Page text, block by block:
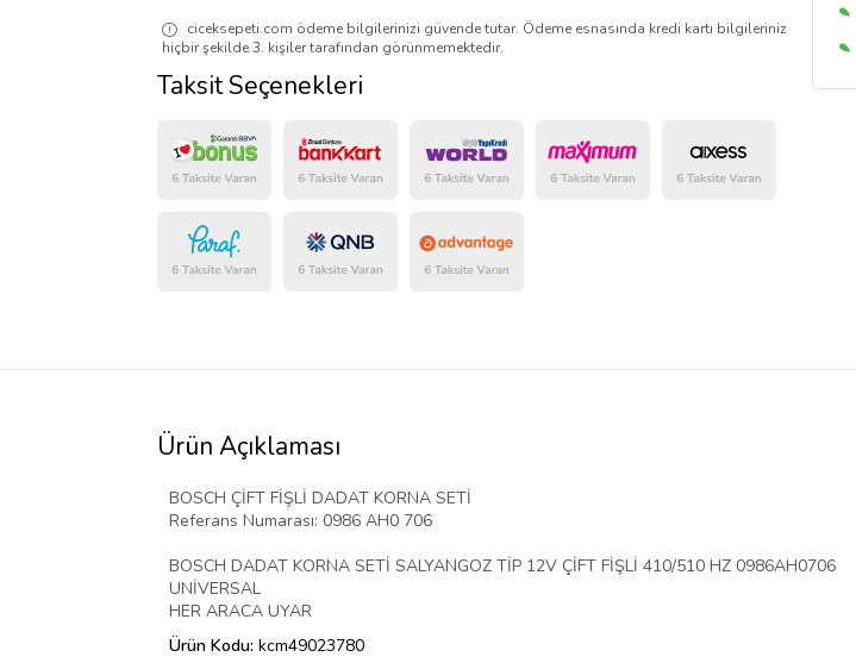
ciceksepeti.com ödeme bilgilerinizi güvende tutar. Ödeme esnasında kredi kartı bilgileriniz
hiçbir şekilde 3. kişiler tarafından görünmemektedir.
Taksit Seçenekleri
Ürün Açıklaması
BOSCH ÇİFT FİŞLİ DADAT KORNA SETİ
Referans Numarası: 0986 AH0 706
BOSCH DADAT KORNA SETİ SALYANGOZ TİP 12V ÇİFT FİŞLİ 410/510 HZ 0986AH0706
UNİVERSAL
HER ARACA UYAR
Ürün Kodu: kcm49023780